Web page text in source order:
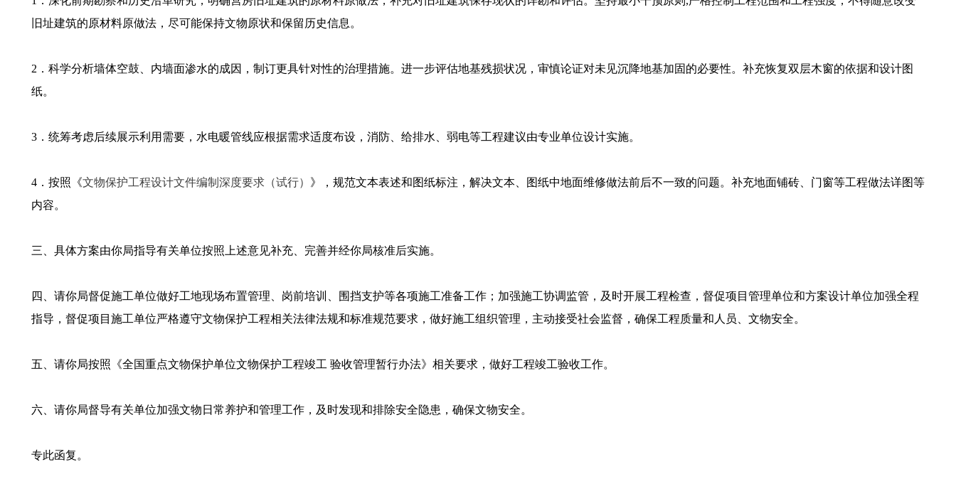
旧址建筑的原材料原做法，尽可能保持文物原状和保留历史信息。
2．科学分析墙体空鼓、内墙面渗水的成因，制订更具针对性的治理措施。进一步评估地基残损状况，审慎论证对未见沉降地基加固的必要性。补充恢复双层木窗的依据和设计图
纸。
3．统筹考虑后续展示利用需要，水电暖管线应根据需求适度布设，消防、给排水、弱电等工程建议由专业单位设计实施。
4．按照《文物保护工程设计文件编制深度要求（试行） 》，规范文本表述和图纸标注，解决文本、图纸中地面维修做法前后不一致的问题。补充地面铺砖、门窗等工程做法详图等
内容。
三、具体方案由你局指导有关单位按照上述意见补充、完善并经你局核准后实施。
四、请你局督促施工单位做好工地现场布置管理、岗前培训、围挡支护等各项施工准备工作；加强施工协调监管，及时开展工程检查，督促项目管理单位和方案设计单位加强全程
指导，督促项目施工单位严格遵守文物保护工程相关法律法规和标准规范要求，做好施工组织管理，主动接受社会监督，确保工程质量和人员、文物安全。
五、请你局按照《全国重点文物保护单位文物保护工程竣工 验收管理暂行办法》相关要求，做好工程竣工验收工作。
六、请你局督导有关单位加强文物日常养护和管理工作，及时发现和排除安全隐患，确保文物安全。
专此函复。